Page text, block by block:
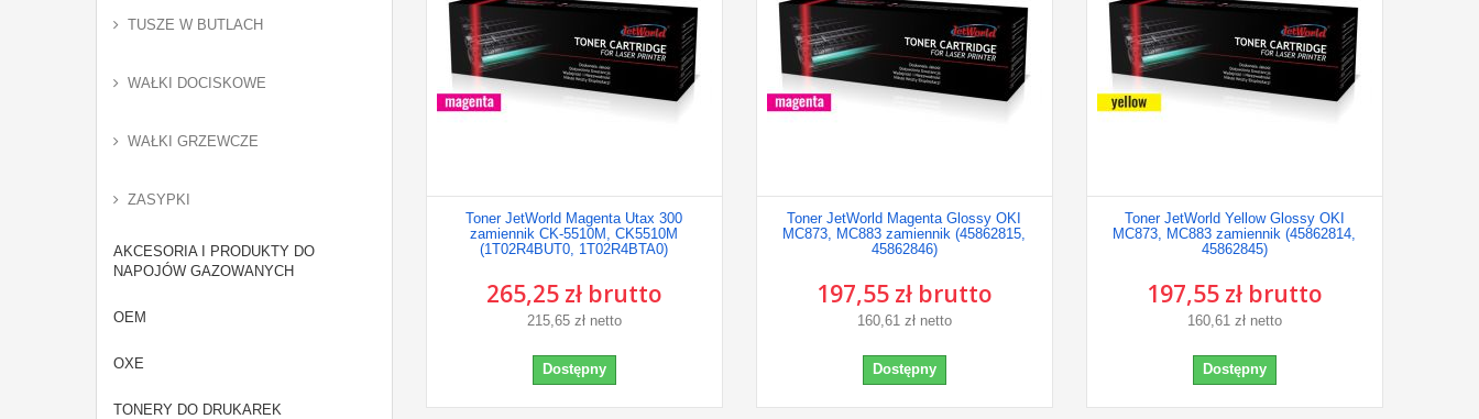
TUSZE W BUTLACH
WAŁKI DOCISKOWE
WAŁKI GRZEWCZE
ZASYPKI
AKCESORIA I PRODUKTY DO
NAPOJÓW GAZOWANYCH
OEM
OXE
TONERY DO DRUKAREK
Toner JetWorld Magenta Utax 300
zamiennik CK-5510M, CK5510M
(1T02R4BUT0, 1T02R4BTA0)
265,25 zł brutto
215,65 zł netto
Dostępny
Toner JetWorld Magenta Glossy OKI
MC873, MC883 zamiennik (45862815,
45862846)
197,55 zł brutto
160,61 zł netto
Dostępny
Toner JetWorld Yellow Glossy OKI
MC873, MC883 zamiennik (45862814,
45862845)
197,55 zł brutto
160,61 zł netto
Dostępny